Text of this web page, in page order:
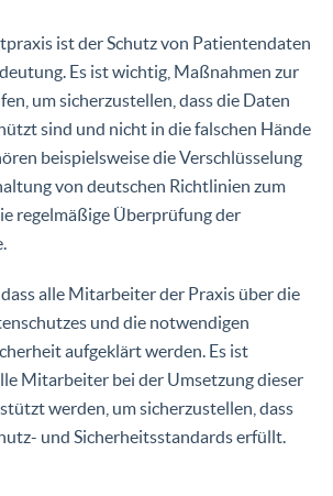
ist der Schutz von Patientendaten
Es ist wichtig, Maßnahmen zur
um sicherzustellen, dass die Daten
sind und nicht in die falschen Hände
beispielsweise die Verschlüsselung
von deutschen Richtlinien zum
regelmäßige Überprüfung der
alle Mitarbeiter der Praxis über die
und die notwendigen
aufgeklärt werden. Es ist
Mitarbeiter bei der Umsetzung dieser
werden, um sicherzustellen, dass
und Sicherheitsstandards erfüllt.